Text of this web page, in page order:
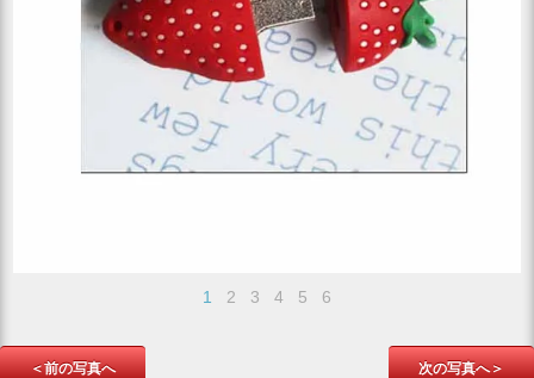
1 2 3 4 5 6
＜前の写真へ 次の写真へ＞